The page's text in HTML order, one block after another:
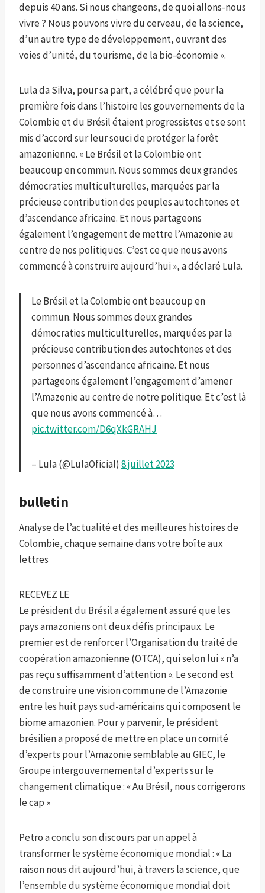
depuis 40 ans. Si nous changeons, de quoi allons-nous
vivre ? Nous pouvons vivre du cerveau, de la science,
d’un autre type de développement, ouvrant des
voies d’unité, du tourisme, de la bio-économie ».
Lula da Silva, pour sa part, a célébré que pour la
première fois dans l’histoire les gouvernements de la
Colombie et du Brésil étaient progressistes et se sont
mis d’accord sur leur souci de protéger la forêt
amazonienne. « Le Brésil et la Colombie ont
beaucoup en commun. Nous sommes deux grandes
démocraties multiculturelles, marquées par la
précieuse contribution des peuples autochtones et
d’ascendance africaine. Et nous partageons
également l’engagement de mettre l’Amazonie au
centre de nos politiques. C’est ce que nous avons
commencé à construire aujourd’hui », a déclaré Lula.
Le Brésil et la Colombie ont beaucoup en
commun. Nous sommes deux grandes
démocraties multiculturelles, marquées par la
précieuse contribution des autochtones et des
personnes d’ascendance africaine. Et nous
partageons également l’engagement d’amener
l’Amazonie au centre de notre politique. Et c’est là
que nous avons commencé à…
pic.twitter.com/D6qXkGRAHJ
– Lula (@LulaOficial) 8 juillet 2023
bulletin
Analyse de l’actualité et des meilleures histoires de
Colombie, chaque semaine dans votre boîte aux
lettres
RECEVEZ LE
Le président du Brésil a également assuré que les
pays amazoniens ont deux défis principaux. Le
premier est de renforcer l’Organisation du traité de
coopération amazonienne (OTCA), qui selon lui « n’a
pas reçu suffisamment d’attention ». Le second est
de construire une vision commune de l’Amazonie
entre les huit pays sud-américains qui composent le
biome amazonien. Pour y parvenir, le président
brésilien a proposé de mettre en place un comité
d’experts pour l’Amazonie semblable au GIEC, le
Groupe intergouvernemental d’experts sur le
changement climatique : « Au Brésil, nous corrigerons
le cap »
Petro a conclu son discours par un appel à
transformer le système économique mondial : « La
raison nous dit aujourd’hui, à travers la science, que
l’ensemble du système économique mondial doit